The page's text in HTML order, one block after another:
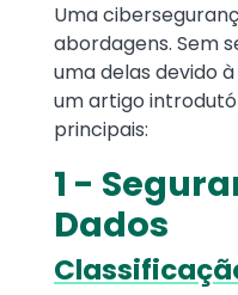
Uma
abordagens. Sem
uma delas devido
um artigo
principais:
1 -
Dados